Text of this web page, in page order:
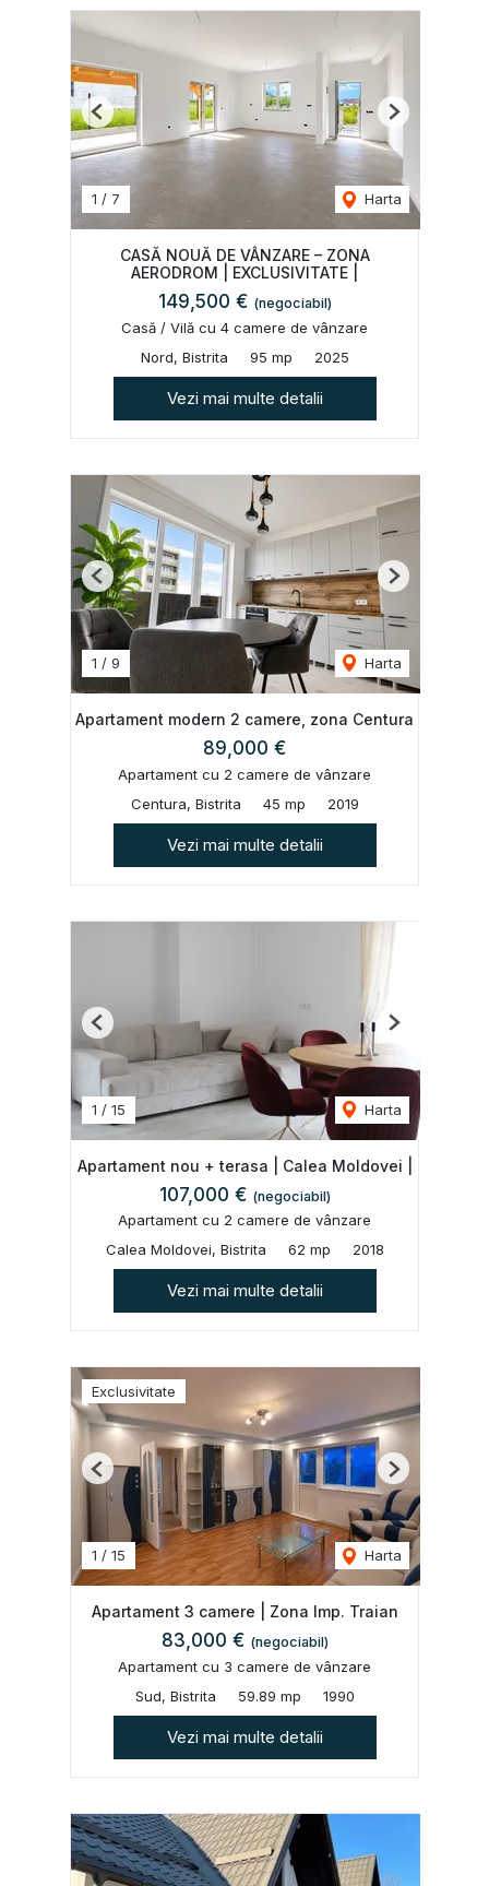
1 / 7 Harta
Previous Next
CASĂ NOUĂ DE VÂNZARE – ZONA
AERODROM | EXCLUSIVITATE |
149,500 € (negociabil)
Casă / Vilă cu 4 camere de vânzare
Nord, Bistrita
95 mp 2025
Vezi mai multe detalii
1 / 9 Harta
Previous Next
Apartament modern 2 camere, zona Centura
89,000 €
Apartament cu 2 camere de vânzare
Centura, Bistrita
45 mp 2019
Vezi mai multe detalii
1 / 15 Harta
Previous Next
Apartament nou + terasa | Calea Moldovei |
107,000 € (negociabil)
Apartament cu 2 camere de vânzare
Calea Moldovei, Bistrita
62 mp 2018
Vezi mai multe detalii
Exclusivitate
1 / 15 Harta
Previous Next
Apartament 3 camere | Zona Imp. Traian
83,000 € (negociabil)
Apartament cu 3 camere de vânzare
Sud, Bistrita
59.89 mp 1990
Vezi mai multe detalii